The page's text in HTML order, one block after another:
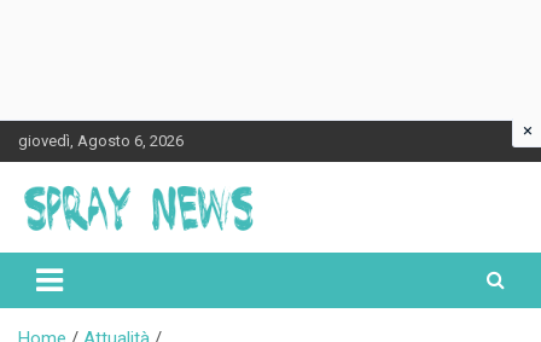
Skip
to
content
giovedì, Agosto 6, 2026
Spraynews.it
×